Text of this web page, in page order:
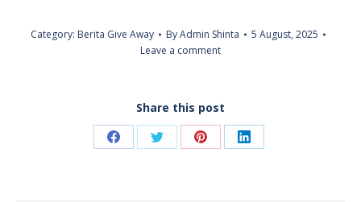
Category: Berita Give Away ByAdmin Shinta
5 August, 2025
Leave a comment
Share this post
Share Share Share Share